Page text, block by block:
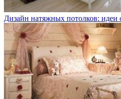
Дизайн натяжных потолков: идеи